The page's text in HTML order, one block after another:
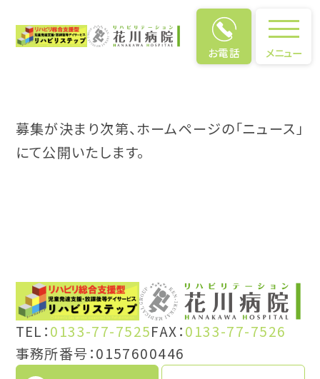
お電話 メニュー
募集が決まり次第、ホームページの「ニュース」
にて公開いたします。
TEL：0133-77-7525FAX：0133-77-7526
事務所番号：0157600446